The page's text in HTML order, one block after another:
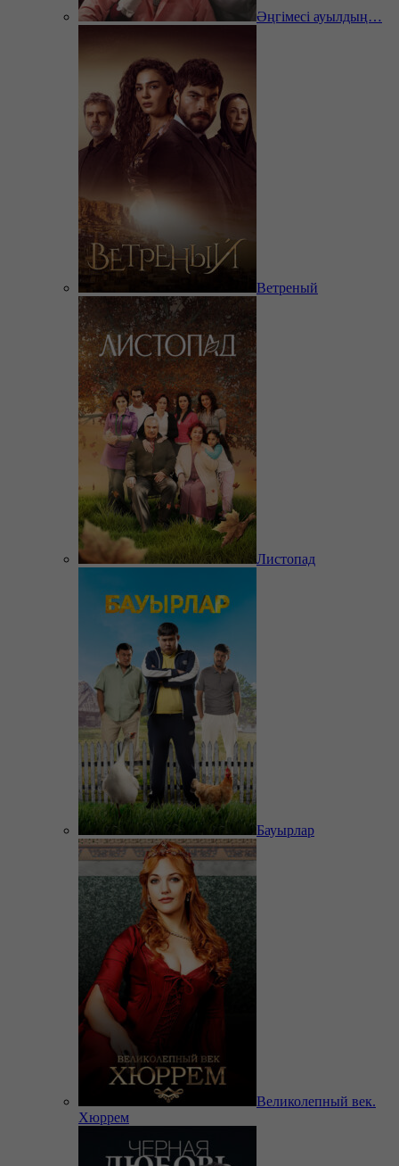
Әңгімесі ауылдың…
Ветреный
Листопад
Бауырлар
Великолепный век.
Хюррем